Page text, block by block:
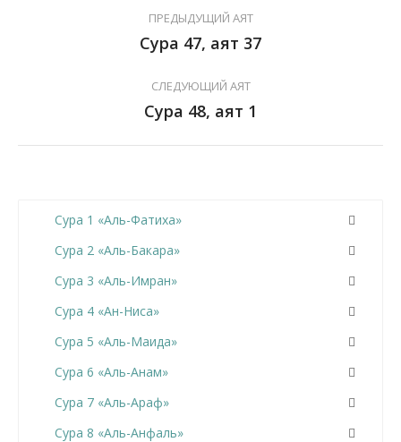
ПРЕДЫДУЩИЙ АЯТ
Сура 47, аят 37
СЛЕДУЮЩИЙ АЯТ
Сура 48, аят 1
Сура 1 «Аль-Фатиха»
Сура 2 «Аль-Бакара»
Сура 3 «Аль-Имран»
Сура 4 «Ан-Ниса»
Сура 5 «Аль-Маида»
Сура 6 «Аль-Анам»
Сура 7 «Аль-Араф»
Сура 8 «Аль-Анфаль»